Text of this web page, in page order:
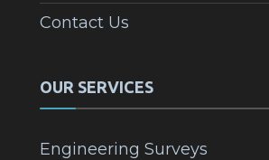
Contact Us
OUR SERVICES
Engineering Surveys